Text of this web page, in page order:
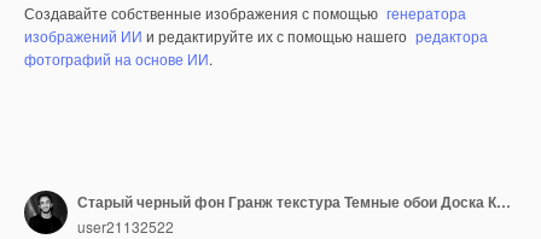
Создавайте собственные изображения с помощью генератора
изображений ИИ и редактируйте их с помощью нашего редактора
фотографий на основе ИИ.
Старый черный фон Гранж текстура Темные обои Доска Комната с классной доской Стена
user21132522